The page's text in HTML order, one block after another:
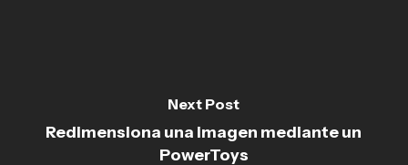
Next Post
Redimensiona una imagen mediante un
PowerToys